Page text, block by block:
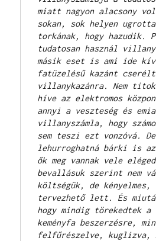
miatt nagyon alacsony
sokan, sok helyen
torkának, hogy hazudik.
tudatosan használ
másik eset is ami ide
fatüzelésű kazánt
villanykazánra. Nem
híve az elektromos
annyi a veszteség és
villanyszámla, hogy
sem teszi ezt vonzóvá.
lehurroghatná bárki is
ők meg vannak vele
bevallásuk szerint nem
költségük, de
tervezhető lett. És
hogy mindig törekedtek a
keményfa beszerzésre,
felfűrészelve, kuglizva,